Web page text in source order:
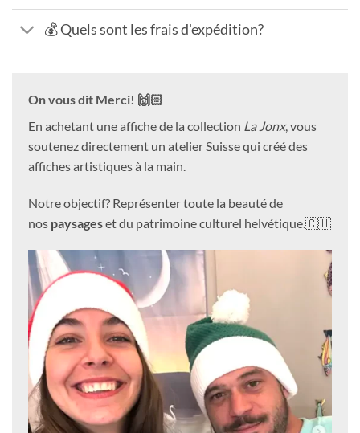
💰 Quels sont les frais d'expédition?
On vous dit Merci! 🙌🏻
En achetant une affiche de la collection La Jonx, vous
soutenez directement un atelier Suisse qui créé des
affiches artistiques à la main.
Notre objectif? Représenter toute la beauté de
nos paysageset du patrimoine culturel helvétique.🇨🇭